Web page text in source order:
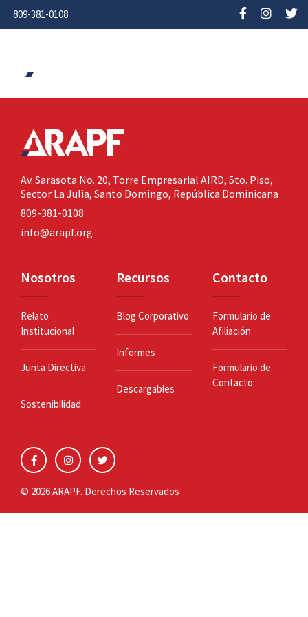
809-381-0108
Av. Sarasota No. 20, Torre Empresarial AIRD, 5to. Piso,
Sector La Julia, Santo Domingo, República Dominicana
809-381-0108
info@arapf.org
Nosotros
Relato
Institucional
Junta Directiva
Sostenibilidad
Recursos
Blog Corporativo
Informes
Descargables
Contacto
Formulario de
Afiliación
Formulario de
Contacto
© 2026 ARAPF. Derechos Reservados